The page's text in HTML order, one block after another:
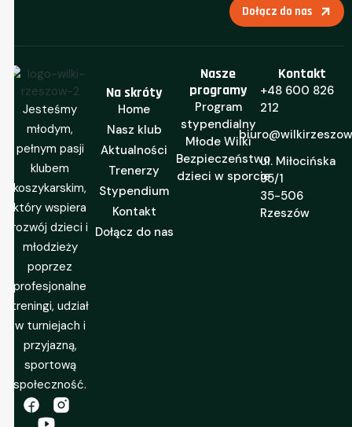
Dołącz do nas
Jesteśmy
młodym,
pełnym pasji
klubem
koszykarskim,
który wspiera
rozwój dzieci i
młodzieży
poprzez
profesjonalne
treningi, udział
w turniejach i
przyjazną,
sportową
społeczność.
Na skróty
Home
Nasz klub
Aktualności
Trenerzy
Stypendium
Kontakt
Dołącz do nas
Nasze
programy
Program
stypendialny
Młode Wilki
Bezpieczeństwo
dzieci w sporcie
Kontakt
+48 600 826
212
ul. Miłocińska
95/1
35-506
Rzeszów